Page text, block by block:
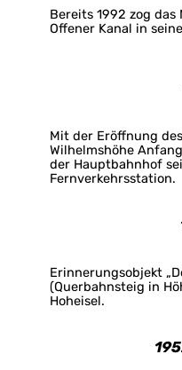
Bereits 1992 zog
Offener Kanal in
Mit der Eröffnung
Wilhelmshöhe
der Hauptbahnhof
Fernverkehrsstation.
Erinnerungsobjekt
(Querbahnsteig in
Hoheisel.